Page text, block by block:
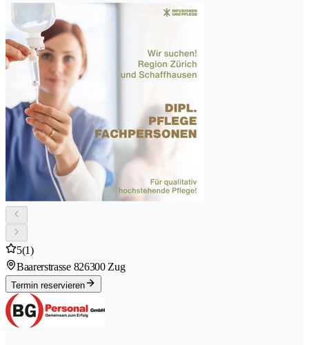
5(1)
Baarerstrasse 826300 Zug
Termin reservieren